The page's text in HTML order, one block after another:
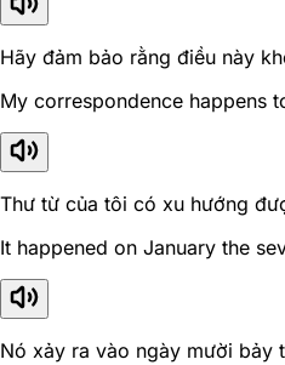
Hãy đảm bảo rằng điều này
My correspondence happens
Thư từ của tôi có xu hướng
It happened on January the
Nó xảy ra vào ngày mười bảy